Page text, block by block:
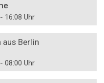
16:08 Uhr
aus Berlin
08:00 Uhr